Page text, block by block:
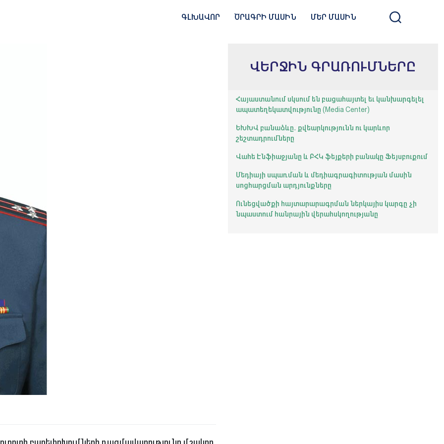
ԳԼԽԱՎՈՐ ԾՐԱԳՐԻ ՄԱՍԻՆ ՄԵՐ ՄԱՍԻՆ
բարեփոխումների ռազմավարությունը մշակող
ՎԵՐՋԻՆ ԳՐԱՌՈՒՄՆԵՐԸ
Հայաստանում սկսում են բացահայտել եւ կանխարգելել
ապատեղեկատվությունը (Media Center)
ԵԽԽՎ բանաձևը․ քվեարկությունն ու կարևոր
շեշտադրումները
Վահե Էնֆիաջյանը և ԲՀԿ ֆեյքերի բանակը Ֆեյսբուքում
Մեդիայի սպառման և մեդիագրագիտության մասին
սոցհարցման արդյունքները
Ունեցվածքի հայտարարագրման ներկայիս կարգը չի
նպաստում հանրային վերահսկողությանը